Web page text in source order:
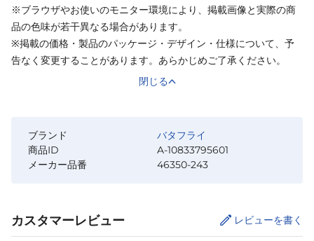
※ブラウザやお使いのモニター環境により、掲載画像と実際の商
品の色味が若干異なる場合があります。
※掲載の価格・製品のパッケージ・デザイン・仕様について、予
告なく変更することがあります。あらかじめご了承ください。
閉じる
ブランド
バタフライ
商品ID
A-10833795601
メーカー品番
46350-243
カスタマーレビュー レビューを書く